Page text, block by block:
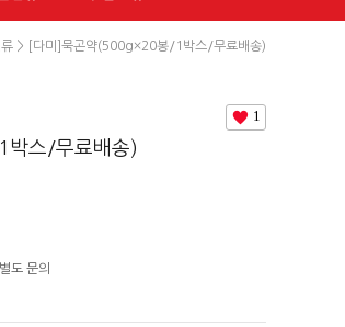
> [다미]묵곤약(500g×20봉/1박스/무료배송)
1
스/무료배송)
도 문의